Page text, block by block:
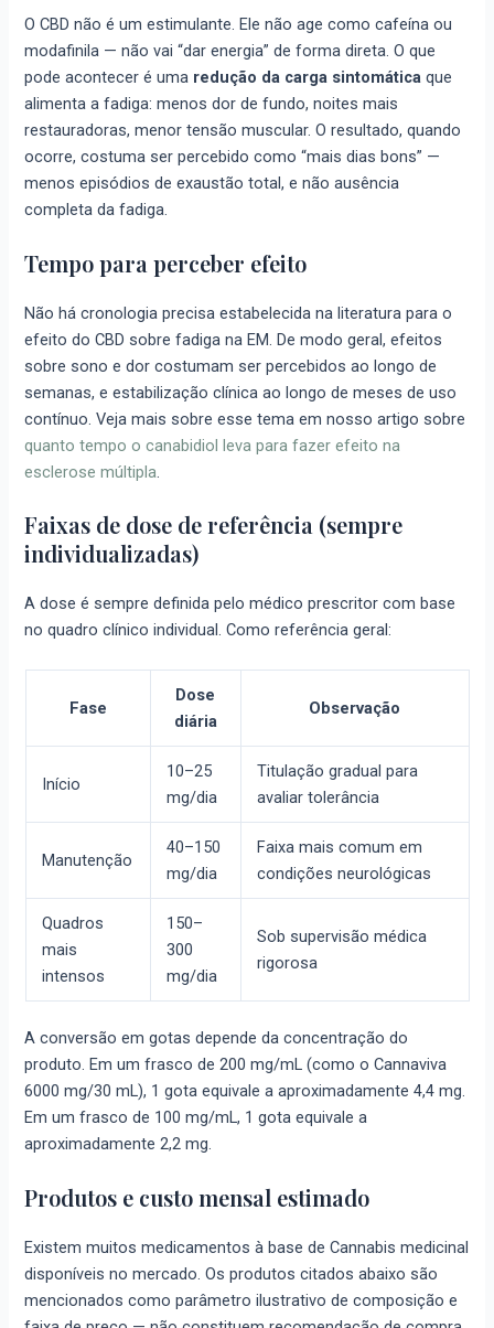
O CBD não é um estimulante. Ele não age como cafeína ou
modafinila — não vai “dar energia” de forma direta. O que
pode acontecer é uma redução da carga sintomática que
alimenta a fadiga: menos dor de fundo, noites mais
restauradoras, menor tensão muscular. O resultado, quando
ocorre, costuma ser percebido como “mais dias bons” —
menos episódios de exaustão total, e não ausência
completa da fadiga.
Tempo para perceber efeito
Não há cronologia precisa estabelecida na literatura para o
efeito do CBD sobre fadiga na EM. De modo geral, efeitos
sobre sono e dor costumam ser percebidos ao longo de
semanas, e estabilização clínica ao longo de meses de uso
contínuo. Veja mais sobre esse tema em nosso artigo sobre
quanto tempo o canabidiol leva para fazer efeito na
esclerose múltipla.
Faixas de dose de referência (sempre
individualizadas)
A dose é sempre definida pelo médico prescritor com base
no quadro clínico individual. Como referência geral:
Fase
Dose
diária
Observação
Início
10–25
mg/dia
Titulação gradual para
avaliar tolerância
Manutenção
40–150
mg/dia
Faixa mais comum em
condições neurológicas
Quadros
mais
intensos
150–
300
mg/dia
Sob supervisão médica
rigorosa
A conversão em gotas depende da concentração do
produto. Em um frasco de 200 mg/mL (como o Cannaviva
6000 mg/30 mL), 1 gota equivale a aproximadamente 4,4 mg.
Em um frasco de 100 mg/mL, 1 gota equivale a
aproximadamente 2,2 mg.
Produtos e custo mensal estimado
Existem muitos medicamentos à base de Cannabis medicinal
disponíveis no mercado. Os produtos citados abaixo são
mencionados como parâmetro ilustrativo de composição e